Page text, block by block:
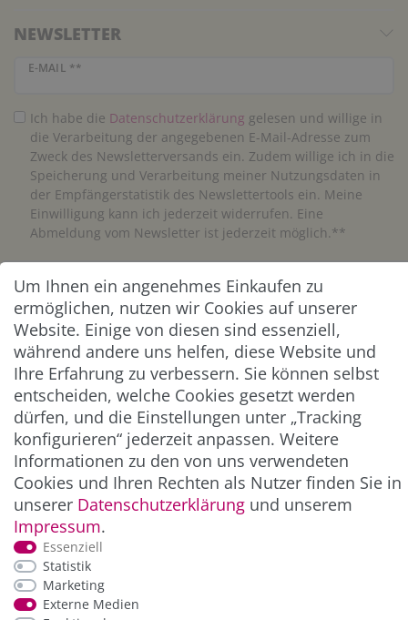
NEWSLETTER
E-MAIL **
Newsletter Honig
Ich habe die Daten­schutz­erklärung gelesen und willige in
die Verarbeitung der angegebenen E-Mail-Adresse zum
Zweck des Newsletterversands ein. Zudem willige ich in die
Speicherung und Verarbeitung meiner Nutzungsdaten in
der Empfängerstatistik des Newslettertools ein. Meine
Einwilligung kann ich jederzeit widerrufen. Eine
Abmeldung vom Newsletter ist jederzeit möglich.**
Abonnieren
** Hierbei handelt es sich um ein Pflichtfeld.
ZAHLUNG & VERSAND
*Alle Preise inkl. der gesetzl. MwSt. zzgl.
und Versandkosten
Um Ihnen ein angenehmes Einkaufen zu
ermöglichen, nutzen wir Cookies auf unserer
Website. Einige von diesen sind essenziell,
während andere uns helfen, diese Website und
Ihre Erfahrung zu verbessern. Sie können selbst
entscheiden, welche Cookies gesetzt werden
dürfen, und die Einstellungen unter „Tracking
konfigurieren“ jederzeit anpassen. Weitere
Informationen zu den von uns verwendeten
Cookies und Ihren Rechten als Nutzer finden Sie in
unserer Daten­schutz­erklärung und unserem
Impressum.
Essenziell
Statistik
Marketing
Externe Medien